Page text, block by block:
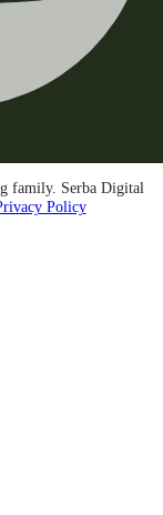
family. Serba Digital
Policy